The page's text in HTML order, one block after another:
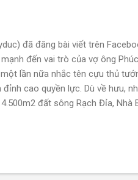
đã đăng bài viết trên
đến vai trò của vợ ông
lần nữa nhắc tên cựu thủ
cao quyền lực. Dù về hưu,
đất sông Rạch Đỉa, Nhà
hiện nay chủ yếu chỉ nhắm
DaiNgu.com xin trích dẫn